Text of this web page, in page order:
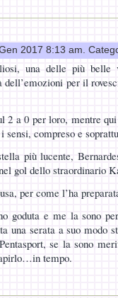
2017 8:13 am.
una delle più
per il
a 0 per loro, mentre qui
sensi, compreso e
più lucente,
gol dello straordinario
per come l’ha
goduta e me la sono
una serata a suo modo
se la sono
tempo.